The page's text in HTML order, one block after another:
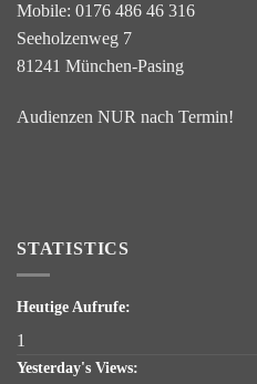
Mobile: 0176 486 46 316
Seeholzenweg 7
81241 München-Pasing
Audienzen NUR nach Termin!
STATISTICS
Heutige Aufrufe:
1
Yesterday's Views: